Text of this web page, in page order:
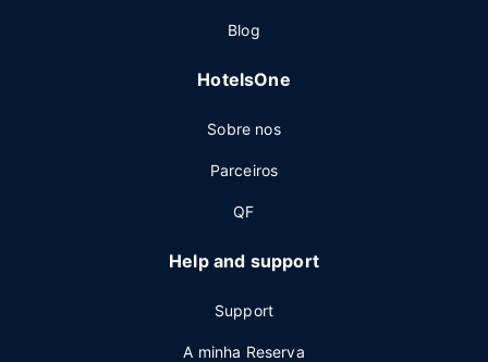
Blog
HotelsOne
Sobre nos
Parceiros
QF
Help and support
Support
A minha Reserva